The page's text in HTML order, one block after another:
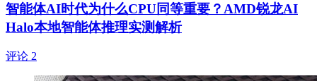
智能体AI时代为什么CPU同等重要？AMD锐龙AI
Halo本地智能体推理实测解析
评论 2